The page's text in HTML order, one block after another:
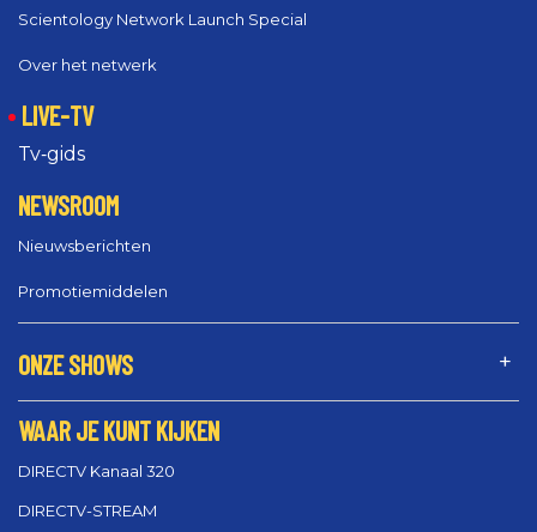
Scientology Network Launch Special
Over het netwerk
LIVE-TV
Tv‑gids
NEWSROOM
Nieuwsberichten
Promotiemiddelen
ONZE SHOWS
WAAR JE KUNT KIJKEN
DIRECTV Kanaal 320
DIRECTV-STREAM